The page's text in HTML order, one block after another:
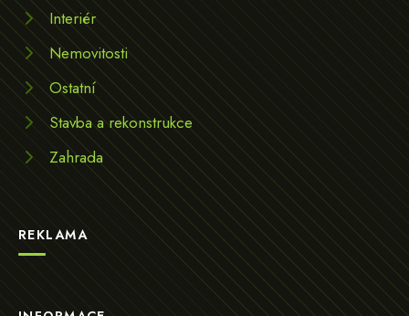
Interiér
Nemovitosti
Ostatní
Stavba a rekonstrukce
Zahrada
REKLAMA